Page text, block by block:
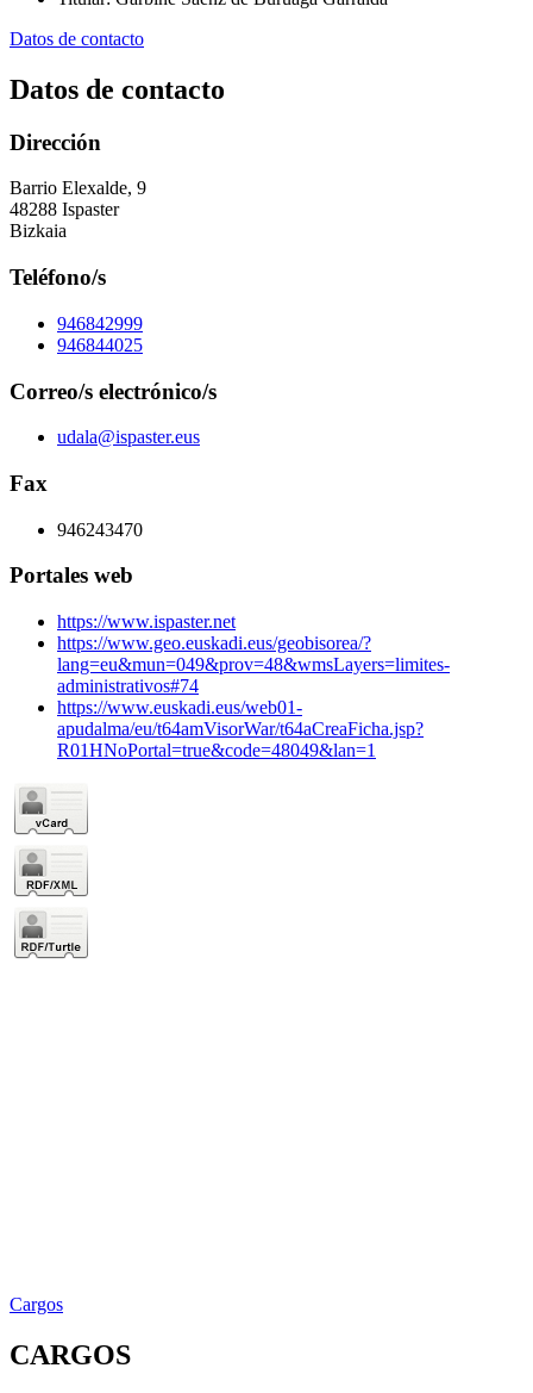
Datos de contacto
Datos de contacto
Dirección
Barrio Elexalde, 9
48288 Ispaster
Bizkaia
Teléfono/s
946842999
946844025
Correo/s electrónico/s
udala@ispaster.eus
Fax
946243470
Portales web
https://www.ispaster.net
https://www.geo.euskadi.eus/geobisorea/?
lang=eu&mun=049&prov=48&wmsLayers=limites-
administrativos#74
https://www.euskadi.eus/web01-
apudalma/eu/t64amVisorWar/t64aCreaFicha.jsp?
R01HNoPortal=true&code=48049&lan=1
Cargos
CARGOS